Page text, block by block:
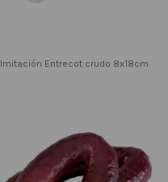
Imitación Entrecot crudo 8x18cm